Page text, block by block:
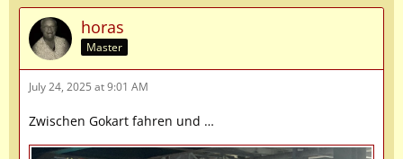
horas
Master
July 24, 2025 at 9:01 AM
Zwischen Gokart fahren und …